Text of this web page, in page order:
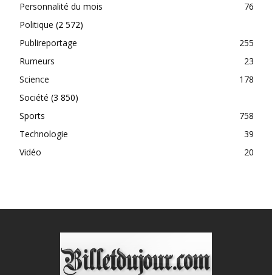
Personnalité du mois
76
Politique (2 572)
Publireportage
255
Rumeurs
23
Science
178
Société (3 850)
Sports
758
Technologie
39
Vidéo
20